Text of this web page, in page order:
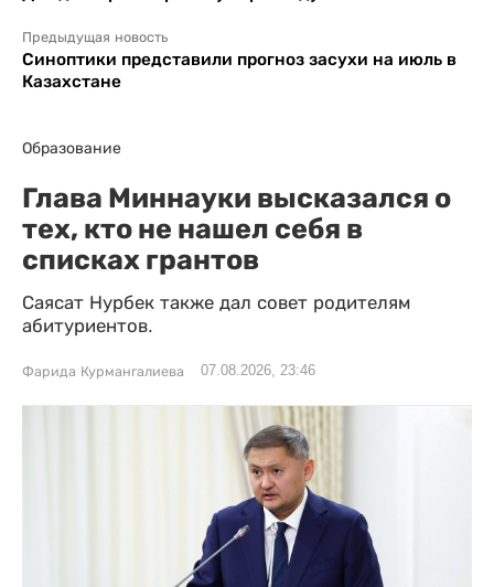
Предыдущая новость
Синоптики представили прогноз засухи на июль в
Казахстане
Образование
Глава Миннауки высказался о
тех, кто не нашел себя в
списках грантов
Саясат Нурбек также дал совет родителям
абитуриентов.
Фарида Курмангалиева 07.08.2026, 23:46